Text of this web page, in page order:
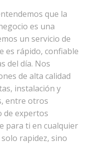
que la
es una
un servicio de
es rápido, confiable
del día. Nos
de alta calidad
instalación y
entre otros
de expertos
para ti en cualquier
rapidez, sino